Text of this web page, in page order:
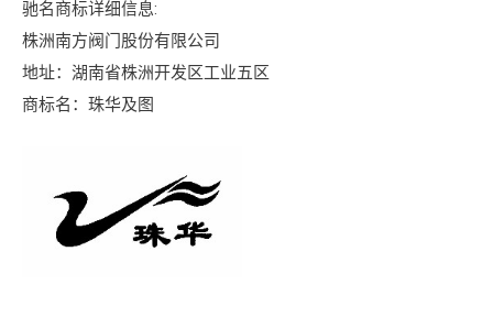
驰名商标详细信息:
株洲南方阀门股份有限公司
地址：湖南省株洲开发区工业五区
商标名：珠华及图